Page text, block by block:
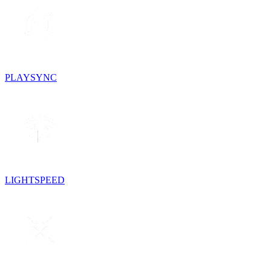
PLAYSYNC
LIGHTSPEED